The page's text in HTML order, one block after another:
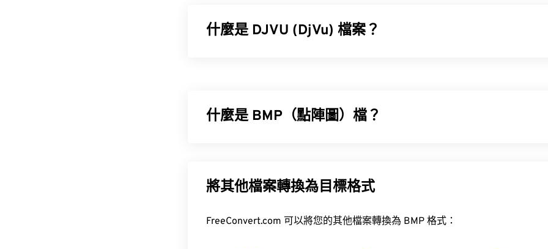
什麼是 DJVU (DjVu) 檔案？
質的情況下壓縮檔案。然而，它的缺點是需要專門的軟體才能開啟 DjVu 檔案。
什麼是 BMP（點陣圖）檔？
版。然而，由於缺乏壓縮，BMP 檔案通常很大。
將其他檔案轉換為目標格式
FreeConvert.com 可以將您的其他檔案轉換為 BMP 格式：